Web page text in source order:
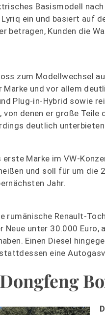
Basismodell
ein und basiert auf
betragen, Kunden die
zum Modellwechsel
und vor allem
Plug-in-Hybrid sowie
denen er große
deutlich
Marke im VW-
und soll für um die
Jahr.
rumänische Renault-
unter 30.000
Einen Diesel
eine